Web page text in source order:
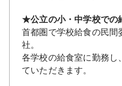
★公立の小・中学校での
首都圏で学校給食の民間
社。
各学校の給食室に勤務し
ていただきます。